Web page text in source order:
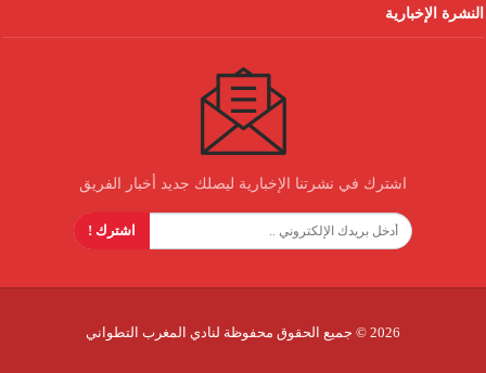
النشرة الإخبارية
اشترك في نشرتنا الإخبارية ليصلك جديد أخبار الفريق
اشترك !
2026 © جميع الحقوق محفوظة لنادي المغرب التطواني